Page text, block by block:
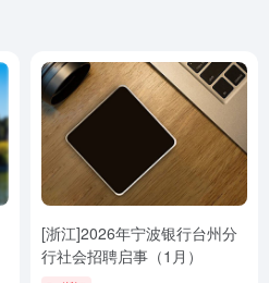
[浙江]2026年宁波银行台州分
行社会招聘启事（1月）